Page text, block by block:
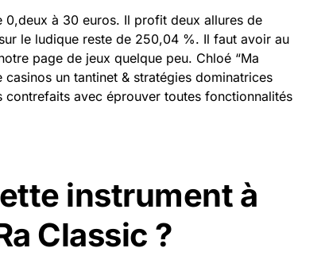
0,deux à 30 euros. Il profit deux allures de
le ludique reste de 250,04 %. Il faut avoir au
page de jeux quelque peu. Chloé “Ma
un tantinet & stratégies dominatrices
contrefaits avec éprouver toutes fonctionnalités
instrument à
Classic ?